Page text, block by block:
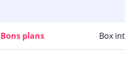
Bons plans Box